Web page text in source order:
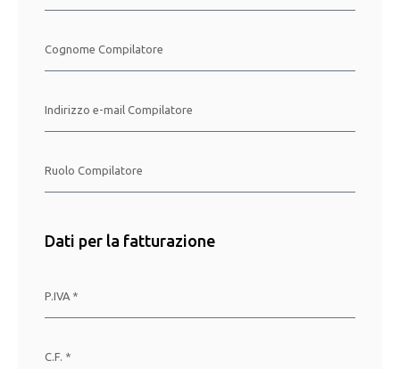
Dati per la fatturazione